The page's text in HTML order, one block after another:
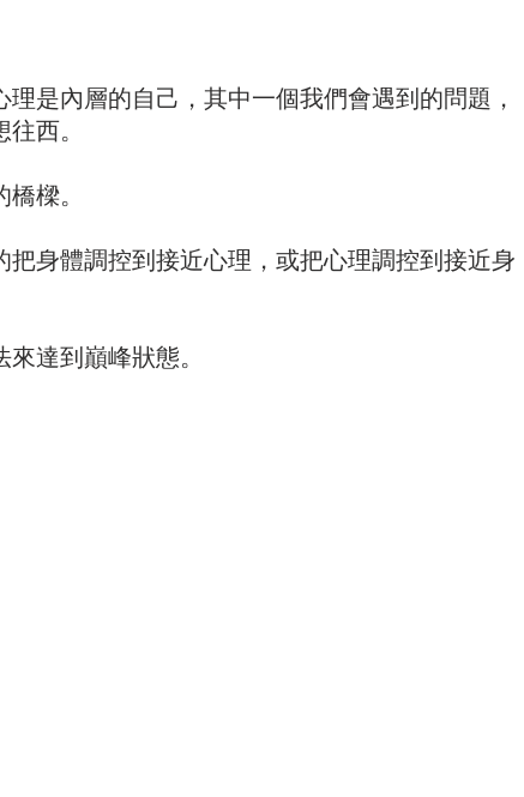
是內層的自己，其中一個我們會遇到的問題，
西。
樑。
身體調控到接近心理，或把心理調控到接近身
達到巔峰狀態。